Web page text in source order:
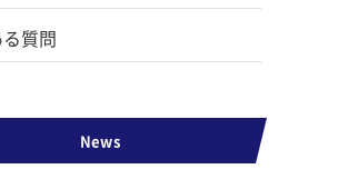
質問
News